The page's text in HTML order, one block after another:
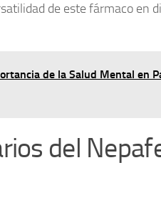
de este fármaco en
de la Salud Mental en
del